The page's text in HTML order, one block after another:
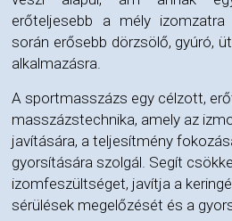
erőteljesebb a mély
során erősebb dörzsölő, gyúró,
alkalmazásra.
A sportmasszázs egy célzott,
masszázstechnika, amely az
javítására, a teljesítmény
gyorsítására szolgál. Segít
izomfeszültséget, javítja a
sérülések megelőzését és a